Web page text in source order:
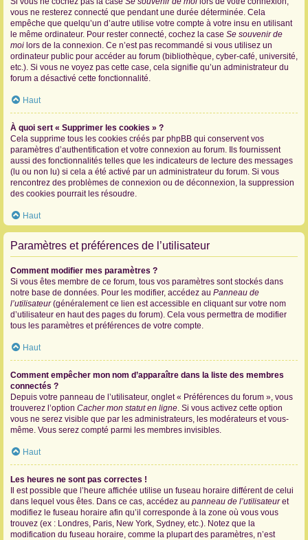
vous ne resterez connecté que pendant une durée déterminée. Cela
empêche que quelqu’un d’autre utilise votre compte à votre insu en utilisant
le même ordinateur. Pour rester connecté, cochez la case Se souvenir de
moi lors de la connexion. Ce n’est pas recommandé si vous utilisez un
ordinateur public pour accéder au forum (bibliothèque, cyber-café, université,
etc.). Si vous ne voyez pas cette case, cela signifie qu’un administrateur du
forum a désactivé cette fonctionnalité.
Haut
À quoi sert « Supprimer les cookies » ?
Cela supprime tous les cookies créés par phpBB qui conservent vos
paramètres d’authentification et votre connexion au forum. Ils fournissent
aussi des fonctionnalités telles que les indicateurs de lecture des messages
(lu ou non lu) si cela a été activé par un administrateur du forum. Si vous
rencontrez des problèmes de connexion ou de déconnexion, la suppression
des cookies pourrait les résoudre.
Haut
Paramètres et préférences de l’utilisateur
Comment modifier mes paramètres ?
Si vous êtes membre de ce forum, tous vos paramètres sont stockés dans
notre base de données. Pour les modifier, accédez au Panneau de
l’utilisateur(généralement ce lien est accessible en cliquant sur votre nom
d’utilisateur en haut des pages du forum). Cela vous permettra de modifier
tous les paramètres et préférences de votre compte.
Haut
Comment empêcher mon nom d’apparaître dans la liste des membres
connectés ?
Depuis votre panneau de l’utilisateur, onglet « Préférences du forum », vous
trouverez l’option Cacher mon statut en ligne. Si vous activez cette option
vous ne serez visible que par les administrateurs, les modérateurs et vous-
même. Vous serez compté parmi les membres invisibles.
Haut
Les heures ne sont pas correctes !
Il est possible que l’heure affichée utilise un fuseau horaire différent de celui
dans lequel vous êtes. Dans ce cas, accédez au panneau de l’utilisateuret
modifiez le fuseau horaire afin qu’il corresponde à la zone où vous vous
trouvez (ex : Londres, Paris, New York, Sydney, etc.). Notez que la
modification du fuseau horaire, comme la plupart des paramètres, n’est